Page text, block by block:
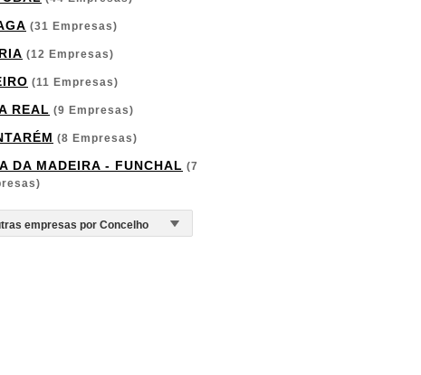
(31 Empresas)
(12 Empresas)
(11 Empresas)
REAL (9 Empresas)
(8 Empresas)
DA MADEIRA - FUNCHAL (7